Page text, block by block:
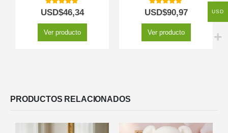
5.00out of 5
USD$46,34
Ver producto
5.00out of 5
USD$90,97
Ver producto
PRODUCTOS RELACIONADOS
USD